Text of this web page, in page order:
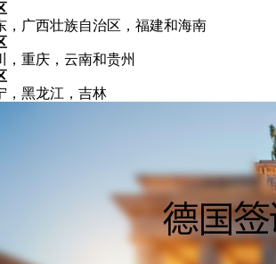
，广西壮族自治区，福建和海南
，重庆，云南和贵州
，黑龙江，吉林